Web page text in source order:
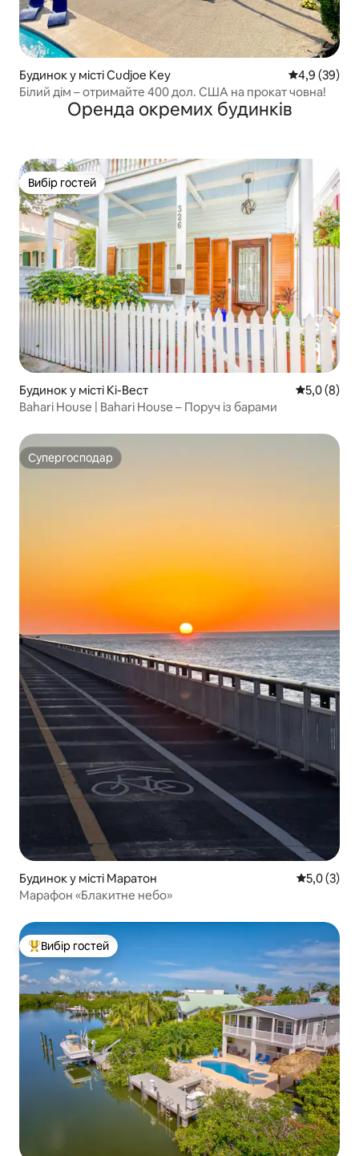
Будинок у місті Cudjoe Key Середня
4,9 (39)
Білий дім – отримайте 400 дол. США на прокат човна!
Оренда окремих будинків
Вибір гостей
Вибір гостей
Будинок у місті Кі-Вест Середня
5,0 (8)
Bahari House | Bahari House – Поруч із барами
Супергосподар
Супергосподар
Будинок у місті Маратон Середня
5,0 (3)
Марафон «Блакитне небо»
Топ вибір гостей
Вибір гостей